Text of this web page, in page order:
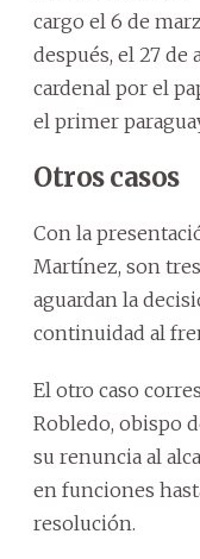
cargo el 6 de
después, el 27 de
cardenal por el
el primer
Otros casos
Con la
Martínez, son
aguardan la
continuidad al
El otro caso
Robledo, obispo
su renuncia al
en funciones
resolución.